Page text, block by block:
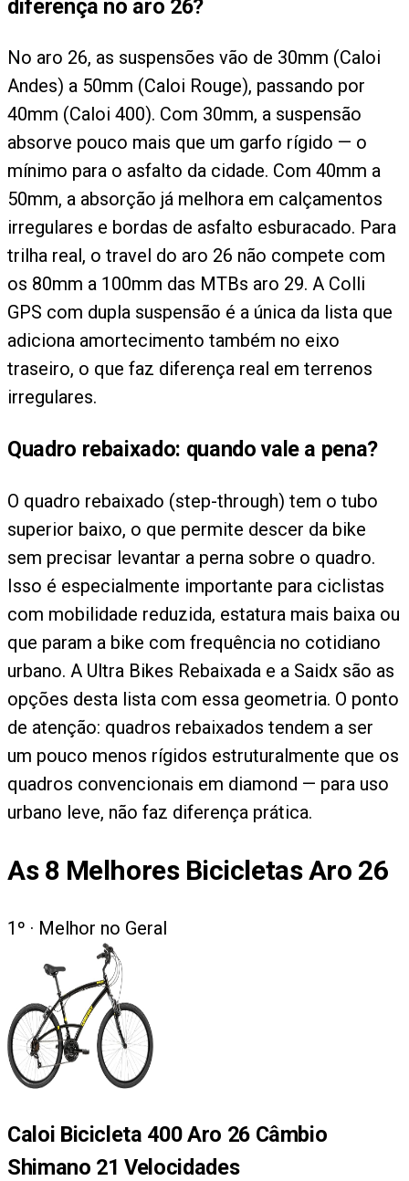
diferença no aro 26?
No aro 26, as suspensões vão de 30mm (Caloi
Andes) a 50mm (Caloi Rouge), passando por
40mm (Caloi 400). Com 30mm, a suspensão
absorve pouco mais que um garfo rígido — o
mínimo para o asfalto da cidade. Com 40mm a
50mm, a absorção já melhora em calçamentos
irregulares e bordas de asfalto esburacado. Para
trilha real, o travel do aro 26 não compete com
os 80mm a 100mm das MTBs aro 29. A Colli
GPS com dupla suspensão é a única da lista que
adiciona amortecimento também no eixo
traseiro, o que faz diferença real em terrenos
irregulares.
Quadro rebaixado: quando vale a pena?
O quadro rebaixado (step-through) tem o tubo
superior baixo, o que permite descer da bike
sem precisar levantar a perna sobre o quadro.
Isso é especialmente importante para ciclistas
com mobilidade reduzida, estatura mais baixa ou
que param a bike com frequência no cotidiano
urbano. A Ultra Bikes Rebaixada e a Saidx são as
opções desta lista com essa geometria. O ponto
de atenção: quadros rebaixados tendem a ser
um pouco menos rígidos estruturalmente que os
quadros convencionais em diamond — para uso
urbano leve, não faz diferença prática.
As 8 Melhores Bicicletas Aro 26
1 º · Melhor no Geral
Caloi Bicicleta 400 Aro 26 Câmbio
Shimano 21 Velocidades